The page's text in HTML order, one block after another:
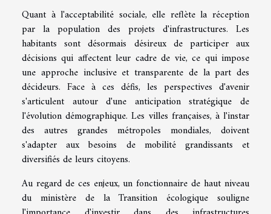
Quant à l'acceptabilité sociale, elle reflète la réception
par la population des projets d'infrastructures. Les
habitants sont désormais désireux de participer aux
décisions qui affectent leur cadre de vie, ce qui impose
une approche inclusive et transparente de la part des
décideurs. Face à ces défis, les perspectives d'avenir
s'articulent autour d'une anticipation stratégique de
l'évolution démographique. Les villes françaises, à l'instar
des autres grandes métropoles mondiales, doivent
s'adapter aux besoins de mobilité grandissants et
diversifiés de leurs citoyens.
Au regard de ces enjeux, un fonctionnaire de haut niveau
du ministère de la Transition écologique souligne